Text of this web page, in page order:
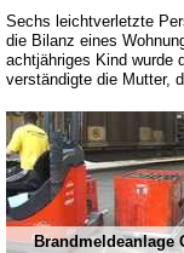
Sechs leichtverletzte
die Bilanz eines
achtjähriges Kind wurde
verständigte die Mutter,
Brandmeldeanlage